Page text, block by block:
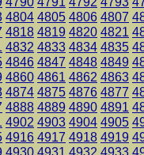
4804 4805 4806 4807
4818 4819 4820 4821
4832 4833 4834 4835
4846 4847 4848 4849
4860 4861 4862 4863
4874 4875 4876 4877
4888 4889 4890 4891
4902 4903 4904 4905
4916 4917 4918 4919
4930 4931 4932 4933